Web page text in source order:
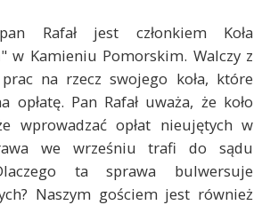
Rafał jest członkiem Koła
w Kamieniu Pomorskim. Walczy z
na rzecz swojego koła, które
opłatę. Pan Rafał uważa, że koło
wprowadzać opłat nieujętych w
we wrześniu trafi do sądu
ta sprawa bulwersuje
Naszym gościem jest również